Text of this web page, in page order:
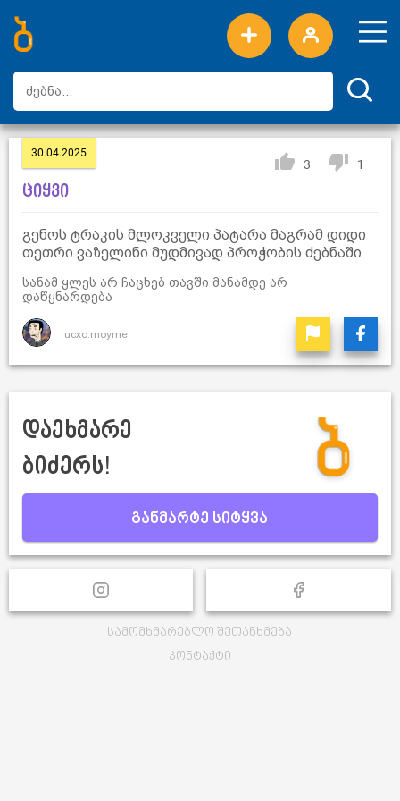
ახალი სიტყვები
ტოპ სიტყვები
დღის ტოპ სიტყვები
ტოპ მომხმარებლები
30.04.2025
3 1
ციყვი
გენოს ტრაკის მლოკველი პატარა მაგრამ დიდი
თეთრი ვაზელინი მუდმივად პროჭობის ძებნაში
სანამ ყლეს არ ჩაცხებ თავში მანამდე არ
დაწყნარდება
ucxo.moyme
დაეხმარე
ბიძერს!
განმარტე სიტყვა
სამომხმარებლო შეთანხმება
კონტაქტი